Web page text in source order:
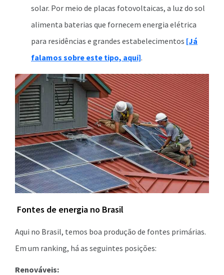
solar. Por meio de placas fotovoltaicas, a luz do sol
alimenta baterias que fornecem energia elétrica
para residências e grandes estabelecimentos [Já
falamos sobre este tipo, aqui].
Fontes de energia no Brasil
Aqui no Brasil, temos boa produção de fontes primárias.
Em um ranking, há as seguintes posições:
Renováveis: